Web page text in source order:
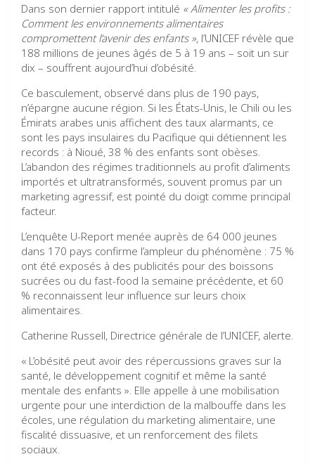
Dans son dernier rapport intitulé « Alimenter les profits :
Comment les environnements alimentaires
compromettent l’avenir des enfants », l’UNICEF révèle que
188 millions de jeunes âgés de 5 à 19 ans – soit un sur
dix – souffrent aujourd’hui d’obésité.
Ce basculement, observé dans plus de 190 pays,
n’épargne aucune région. Si les États-Unis, le Chili ou les
Émirats arabes unis affichent des taux alarmants, ce
sont les pays insulaires du Pacifique qui détiennent les
records : à Nioué, 38 % des enfants sont obèses.
L’abandon des régimes traditionnels au profit d’aliments
importés et ultratransformés, souvent promus par un
marketing agressif, est pointé du doigt comme principal
facteur.
L’enquête U-Report menée auprès de 64 000 jeunes
dans 170 pays confirme l’ampleur du phénomène : 75 %
ont été exposés à des publicités pour des boissons
sucrées ou du fast-food la semaine précédente, et 60
% reconnaissent leur influence sur leurs choix
alimentaires.
Catherine Russell, Directrice générale de l’UNICEF, alerte.
« L’obésité peut avoir des répercussions graves sur la
santé, le développement cognitif et même la santé
mentale des enfants ». Elle appelle à une mobilisation
urgente pour une interdiction de la malbouffe dans les
écoles, une régulation du marketing alimentaire, une
fiscalité dissuasive, et un renforcement des filets
sociaux.